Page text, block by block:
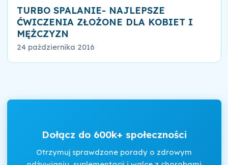
TURBO SPALANIE- NAJLEPSZE
ĆWICZENIA ZŁOŻONE DLA KOBIET I
MĘŻCZYZN
24 października 2016
Dołącz do 600k+ społeczności
Otrzymuj sprawdzone porady o zdrowym